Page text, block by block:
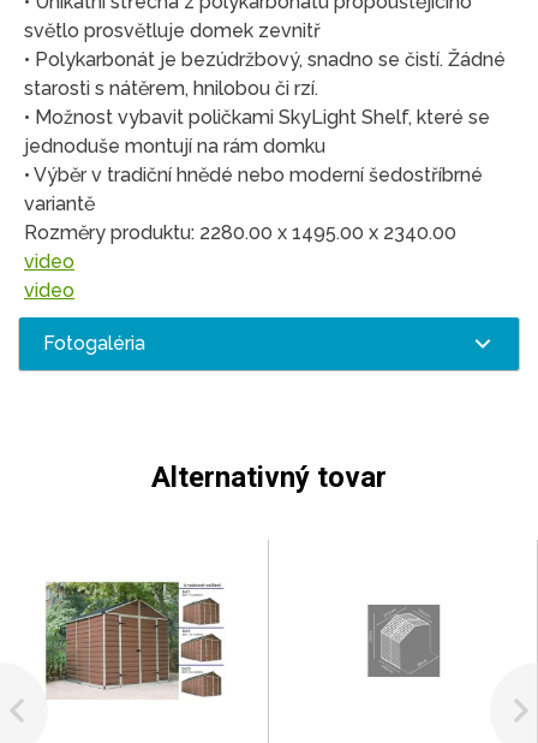
světlo prosvětluje domek zevnitř
• Polykarbonát je bezúdržbový, snadno se čistí. Žádné
starosti s nátěrem, hnilobou či rzí.
• Možnost vybavit poličkami SkyLight Shelf, které se
jednoduše montují na rám domku
• Výběr v tradiční hnědé nebo moderní šedostříbrné
variantě
Rozměry produktu: 2280.00 x 1495.00 x 2340.00
video
video
Fotogaléria
Alternativný tovar